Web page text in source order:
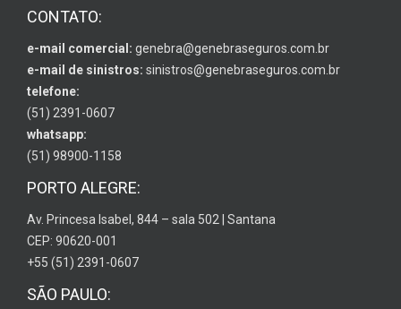
CONTATO:
e-mail comercial: genebra@genebraseguros.com.br
e-mail de sinistros: sinistros@genebraseguros.com.br
telefone:
(51) 2391-0607
whatsapp:
(51) 98900-1158
PORTO ALEGRE:
Av. Princesa Isabel, 844 – sala 502 | Santana
CEP: 90620-001
+55 (51) 2391-0607
SÃO PAULO: